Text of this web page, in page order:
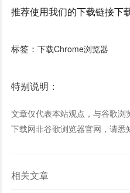
推荐使用我们的下载链接下
标签：下载Chrome浏览器
特别说明：
文章仅代表本站观点，与谷歌
下载网非谷歌浏览器官网，请悉
相关文章